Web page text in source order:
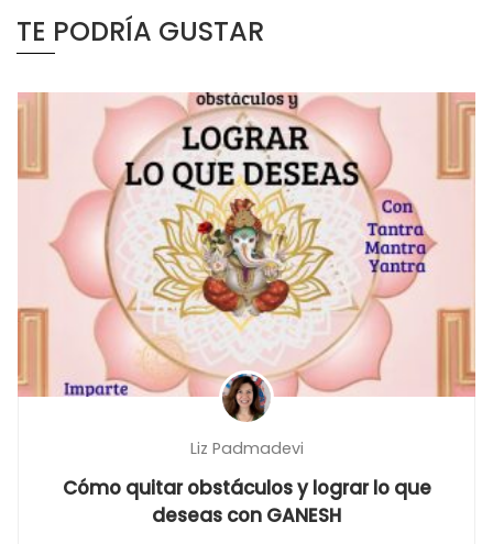
TE PODRÍA GUSTAR
Liz Padmadevi
Cómo quitar obstáculos y lograr lo que
deseas con GANESH